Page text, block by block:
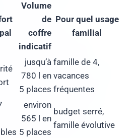
Volume
de
coffre
indicatif
Pour quel usage
familial
jusqu’à
780 l en
5 places
famille de 4,
vacances
fréquentes
environ
565 l en
5 places
budget serré,
famille évolutive